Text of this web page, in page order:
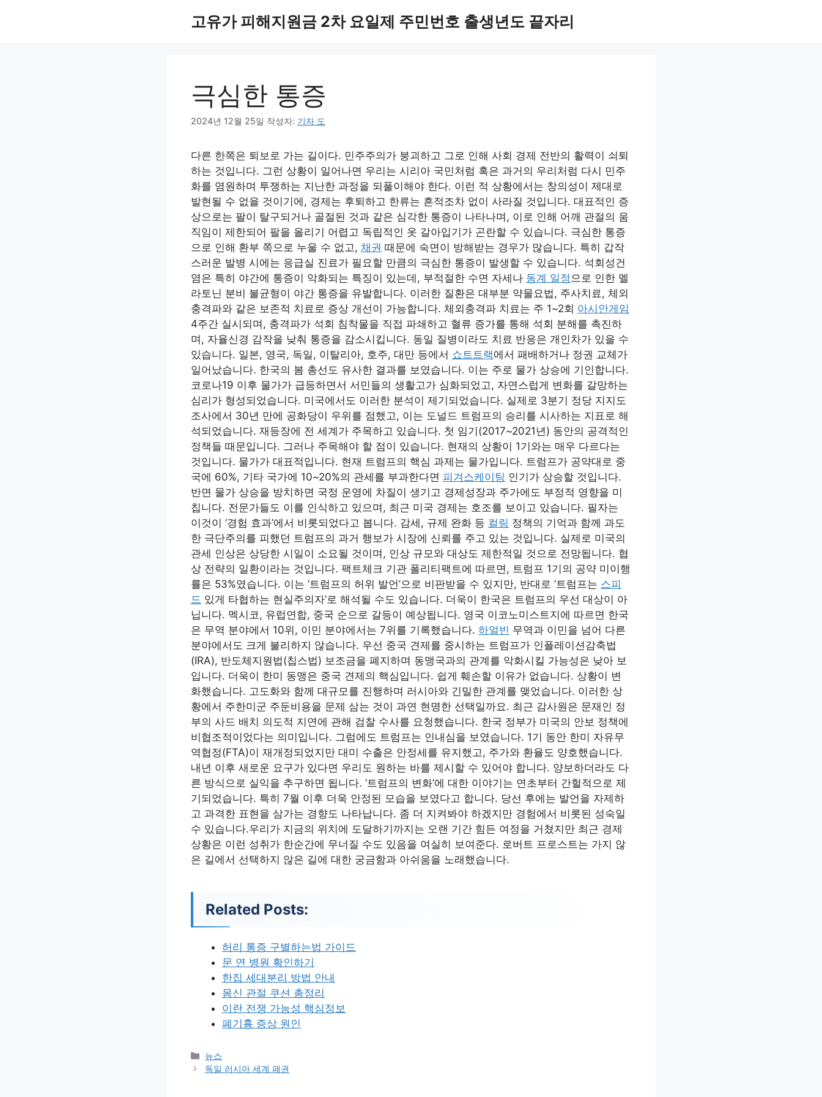
고유가 피해지원금 2차 요일제 주민번호 출생년도 끝자리
극심한 통증
2024년 12월 25일 작성자: 기자 도
다른 한쪽은 퇴보로 가는 길이다. 민주주의가 붕괴하고 그로 인해 사회 경제 전반의 활력이 쇠퇴
하는 것입니다. 그런 상황이 일어나면 우리는 시리아 국민처럼 혹은 과거의 우리처럼 다시 민주
화를 염원하며 투쟁하는 지난한 과정을 되풀이해야 한다. 이런 적 상황에서는 창의성이 제대로
발현될 수 없을 것이기에, 경제는 후퇴하고 한류는 흔적조차 없이 사라질 것입니다. 대표적인 증
상으로는 팔이 탈구되거나 골절된 것과 같은 심각한 통증이 나타나며, 이로 인해 어깨 관절의 움
직임이 제한되어 팔을 올리기 어렵고 독립적인 옷 갈아입기가 곤란할 수 있습니다. 극심한 통증
으로 인해 환부 쪽으로 누울 수 없고, 채권 때문에 숙면이 방해받는 경우가 많습니다. 특히 갑작
스러운 발병 시에는 응급실 진료가 필요할 만큼의 극심한 통증이 발생할 수 있습니다. 석회성건
염은 특히 야간에 통증이 악화되는 특징이 있는데, 부적절한 수면 자세나 동계 일정으로 인한 멜
라토닌 분비 불균형이 야간 통증을 유발합니다. 이러한 질환은 대부분 약물요법, 주사치료, 체외
충격파와 같은 보존적 치료로 증상 개선이 가능합니다. 체외충격파 치료는 주 1~2회 아시안게임
4주간 실시되며, 충격파가 석회 침착물을 직접 파쇄하고 혈류 증가를 통해 석회 분해를 촉진하
며, 자율신경 감작을 낮춰 통증을 감소시킵니다. 동일 질병이라도 치료 반응은 개인차가 있을 수
있습니다. 일본, 영국, 독일, 이탈리아, 호주, 대만 등에서 쇼트트랙에서 패배하거나 정권 교체가
일어났습니다. 한국의 봄 총선도 유사한 결과를 보였습니다. 이는 주로 물가 상승에 기인합니다.
코로나19 이후 물가가 급등하면서 서민들의 생활고가 심화되었고, 자연스럽게 변화를 갈망하는
심리가 형성되었습니다. 미국에서도 이러한 분석이 제기되었습니다. 실제로 3분기 정당 지지도
조사에서 30년 만에 공화당이 우위를 점했고, 이는 도널드 트럼프의 승리를 시사하는 지표로 해
석되었습니다. 재등장에 전 세계가 주목하고 있습니다. 첫 임기(2017~2021년) 동안의 공격적인
정책들 때문입니다. 그러나 주목해야 할 점이 있습니다. 현재의 상황이 1기와는 매우 다르다는
것입니다. 물가가 대표적입니다. 현재 트럼프의 핵심 과제는 물가입니다. 트럼프가 공약대로 중
국에 60%, 기타 국가에 10~20%의 관세를 부과한다면 피겨스케이팅 인기가 상승할 것입니다.
반면 물가 상승을 방치하면 국정 운영에 차질이 생기고 경제성장과 주가에도 부정적 영향을 미
칩니다. 전문가들도 이를 인식하고 있으며, 최근 미국 경제는 호조를 보이고 있습니다. 필자는
이것이 ‘경험 효과’에서 비롯되었다고 봅니다. 감세, 규제 완화 등 컬링 정책의 기억과 함께 과도
한 극단주의를 피했던 트럼프의 과거 행보가 시장에 신뢰를 주고 있는 것입니다. 실제로 미국의
관세 인상은 상당한 시일이 소요될 것이며, 인상 규모와 대상도 제한적일 것으로 전망됩니다. 협
상 전략의 일환이라는 것입니다. 팩트체크 기관 폴리티팩트에 따르면, 트럼프 1기의 공약 미이행
률은 53%였습니다. 이는 ‘트럼프의 허위 발언’으로 비판받을 수 있지만, 반대로 ‘트럼프는 스피
드 있게 타협하는 현실주의자’로 해석될 수도 있습니다. 더욱이 한국은 트럼프의 우선 대상이 아
닙니다. 멕시코, 유럽연합, 중국 순으로 갈등이 예상됩니다. 영국 이코노미스트지에 따르면 한국
은 무역 분야에서 10위, 이민 분야에서는 7위를 기록했습니다. 하얼빈 무역과 이민을 넘어 다른
분야에서도 크게 불리하지 않습니다. 우선 중국 견제를 중시하는 트럼프가 인플레이션감축법
(IRA), 반도체지원법(칩스법) 보조금을 폐지하며 동맹국과의 관계를 악화시킬 가능성은 낮아 보
입니다. 더욱이 한미 동맹은 중국 견제의 핵심입니다. 쉽게 훼손할 이유가 없습니다. 상황이 변
화했습니다. 고도화와 함께 대규모를 진행하며 러시아와 긴밀한 관계를 맺었습니다. 이러한 상
황에서 주한미군 주둔비용을 문제 삼는 것이 과연 현명한 선택일까요. 최근 감사원은 문재인 정
부의 사드 배치 의도적 지연에 관해 검찰 수사를 요청했습니다. 한국 정부가 미국의 안보 정책에
비협조적이었다는 의미입니다. 그럼에도 트럼프는 인내심을 보였습니다. 1기 동안 한미 자유무
역협정(FTA)이 재개정되었지만 대미 수출은 안정세를 유지했고, 주가와 환율도 양호했습니다.
내년 이후 새로운 요구가 있다면 우리도 원하는 바를 제시할 수 있어야 합니다. 양보하더라도 다
른 방식으로 실익을 추구하면 됩니다. ‘트럼프의 변화’에 대한 이야기는 연초부터 간헐적으로 제
기되었습니다. 특히 7월 이후 더욱 안정된 모습을 보였다고 합니다. 당선 후에는 발언을 자제하
고 과격한 표현을 삼가는 경향도 나타납니다. 좀 더 지켜봐야 하겠지만 경험에서 비롯된 성숙일
수 있습니다.우리가 지금의 위치에 도달하기까지는 오랜 기간 힘든 여정을 거쳤지만 최근 경제
상황은 이런 성취가 한순간에 무너질 수도 있음을 여실히 보여준다. 로버트 프로스트는 가지 않
은 길에서 선택하지 않은 길에 대한 궁금함과 아쉬움을 노래했습니다.
Related Posts:
허리 통증 구별하는법 가이드
문 연 병원 확인하기
한집 세대분리 방법 안내
몸신 관절 쿠션 총정리
이란 전쟁 가능성 핵심정보
폐기흉 증상 원인
카
테
뉴스
독일 러시아 세계 패권